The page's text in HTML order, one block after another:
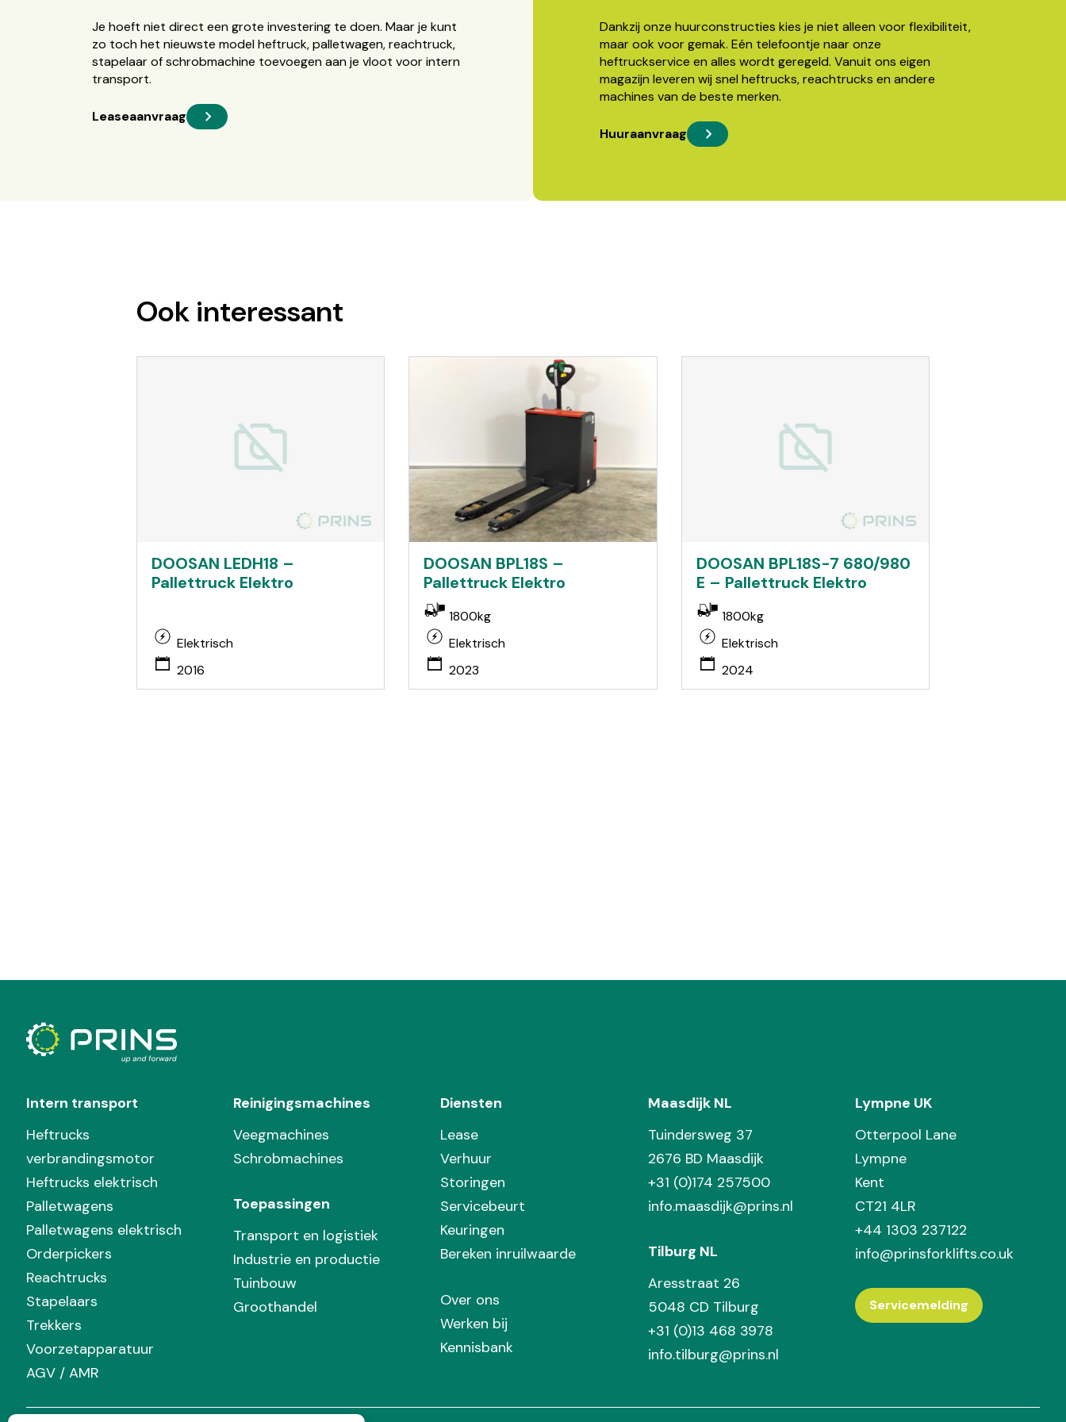
Je hoeft niet direct een grote investering te doen. Maar je kunt
zo toch het nieuwste model heftruck, palletwagen, reachtruck,
stapelaar of schrobmachine toevoegen aan je vloot voor intern
transport.
Leaseaanvraag
Dankzij onze huurconstructies kies je niet alleen voor flexibiliteit,
maar ook voor gemak. Eén telefoontje naar onze
heftruckservice en alles wordt geregeld. Vanuit ons eigen
magazijn leveren wij snel heftrucks, reachtrucks en andere
machines van de beste merken.
Huuraanvraag
Ook interessant
DOOSAN LEDH18 –
Pallettruck Elektro
Elektrisch
2016
DOOSAN BPL18S –
Pallettruck Elektro
1800kg
Elektrisch
2023
DOOSAN BPL18S-7 680/980
E – Pallettruck Elektro
1800kg
Elektrisch
2024
Intern transport
Heftrucks
verbrandingsmotor
Heftrucks elektrisch
Palletwagens
Palletwagens elektrisch
Orderpickers
Reachtrucks
Stapelaars
Trekkers
Voorzetapparatuur
AGV / AMR
Reinigingsmachines
Veegmachines
Schrobmachines
Toepassingen
Transport en logistiek
Industrie en productie
Tuinbouw
Groothandel
Diensten
Lease
Verhuur
Storingen
Servicebeurt
Keuringen
Bereken inruilwaarde
Over ons
Werken bij
Kennisbank
Maasdijk NL
Tuindersweg 37
2676 BD Maasdijk
+31 (0)174 257500
info.maasdijk@prins.nl
Tilburg NL
Aresstraat 26
5048 CD Tilburg
+31 (0)13 468 3978
info.tilburg@prins.nl
Lympne UK
Otterpool Lane
Lympne
Kent
CT21 4LR
+44 1303 237122
info@prinsforklifts.co.uk
Servicemelding